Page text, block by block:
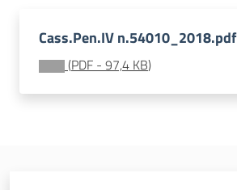
Coordinamento
prevenzione
vigilanza
Cass.Pen.IV n.54010_2018.pdf
(PDF - 97,4 KB)